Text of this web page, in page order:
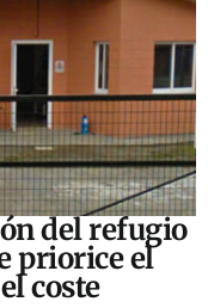
del refugio
priorice el
coste